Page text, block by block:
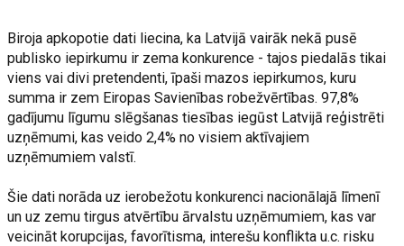
Biroja apkopotie dati liecina, ka Latvijā vairāk nekā pusē
publisko iepirkumu ir zema konkurence - tajos piedalās tikai
viens vai divi pretendenti, īpaši mazos iepirkumos, kuru
summa ir zem Eiropas Savienības robežvērtības. 97,8%
gadījumu līgumu slēgšanas tiesības iegūst Latvijā reģistrēti
uzņēmumi, kas veido 2,4% no visiem aktīvajiem
uzņēmumiem valstī.
Šie dati norāda uz ierobežotu konkurenci nacionālajā līmenī
un uz zemu tirgus atvērtību ārvalstu uzņēmumiem, kas var
veicināt korupcijas, favorītisma, interešu konflikta u.c. risku